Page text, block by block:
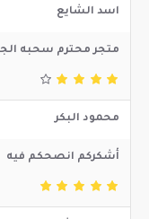
اسد الشايع
متجر محترم سحبه
محمود البكر
أشكركم انصحكم فيه